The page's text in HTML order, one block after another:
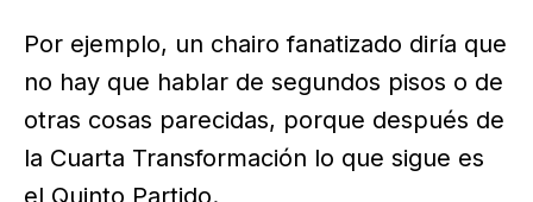
Por ejemplo, un chairo fanatizado diría que
no hay que hablar de segundos pisos o de
otras cosas parecidas, porque después de
la Cuarta Transformación lo que sigue es
el Quinto Partido.